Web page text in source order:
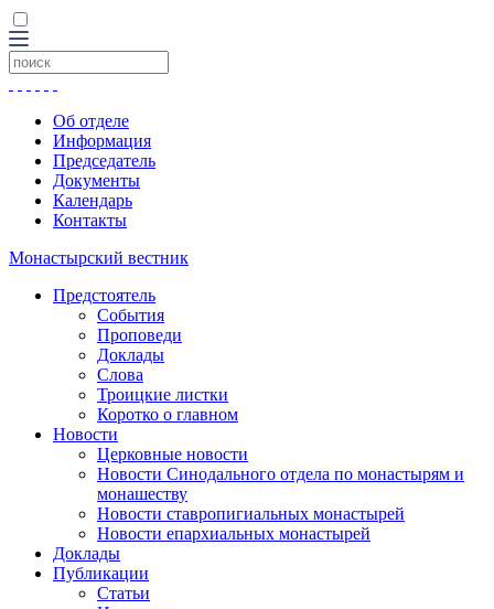
Об отделе
Информация
Председатель
Документы
Календарь
Контакты
Монастырский вестник
Предстоятель
События
Проповеди
Доклады
Слова
Троицкие листки
Коротко о главном
Новости
Церковные новости
Новости Синодального отдела по монастырям и
монашеству
Новости ставропигиальных монастырей
Новости епархиальных монастырей
Доклады
Публикации
Статьи